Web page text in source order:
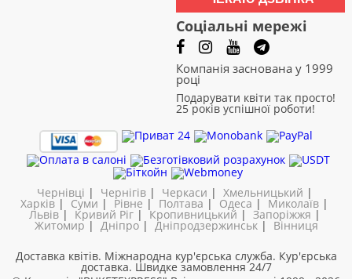
Соціальні мережі
Компанія заснована у 1999
році
Подарувати квіти так просто!
25 років успішної роботи!
Чернівці | Чернігів| Черкаси | Хмельницький |
Харків | Суми | Рівне | Полтава | Одеса | Миколаїв |
Львів| Кривий Ріг|Кропивницький | Запоріжжя |
Житомир | Дніпро| Дніпродзержинськ| Вінниця
Доставка квітів. Міжнародна кур'єрська служба. Кур'єрська
доставка. Швидке замовлення 24/7